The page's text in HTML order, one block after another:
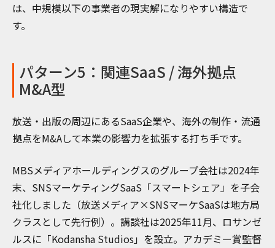
は、中規模以下の事業者の現実解になりやすい構造で
す。
パターン5：関連SaaS / 海外拠点
M&A型
放送・出版の周辺にあるSaaS企業や、海外の制作・流通
拠点をM&Aして本業の影響力を拡張する打ち手です。
MBSメディアホールディングスのグループ会社は2024年
末、SNSマーケティングSaaS「スマートシェア」を子会
社化しました（放送メディア×SNSマーケSaaSは地方局
クラスとして先行例）。講談社は2025年11月、ロサンゼ
ルスに「Kodansha Studios」を設立。アカデミー賞監督